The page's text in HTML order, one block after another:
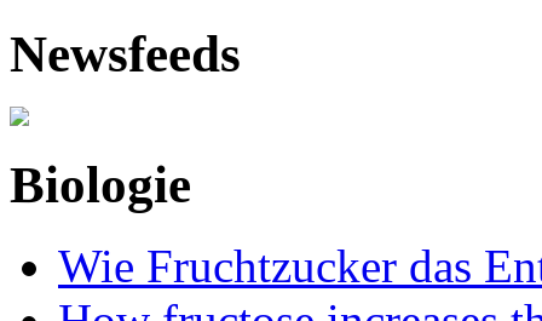
Newsfeeds
Biologie
Wie Fruchtzucker das